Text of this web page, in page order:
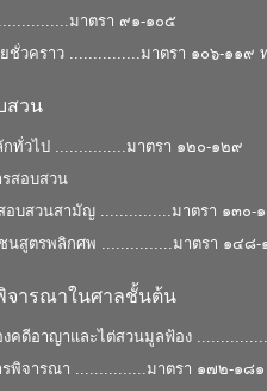
มาตรา ๙๑-๑๐๕
ชั่วคราว ...............มาตรา ๑๐๖-๑๑๙
สวน
ทั่วไป ...............มาตรา ๑๒๐-๑๒๙
สอบสวน
อบสวนสามัญ ...............มาตรา ๑๓๐-
นสูตรพลิกศพ ...............มาตรา ๑๔๘-
จารณาในศาลชั้นต้น
คดีอาญาและไต่สวนมูลฟ้อง
พิจารณา ...............มาตรา ๑๗๒-๑๘๑